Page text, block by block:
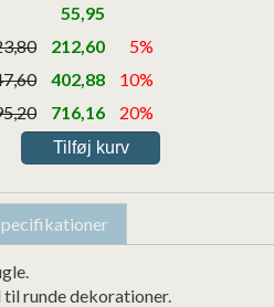
55,95
212,60
5%
402,88
10%
716,16 20%
runde dekorationer.